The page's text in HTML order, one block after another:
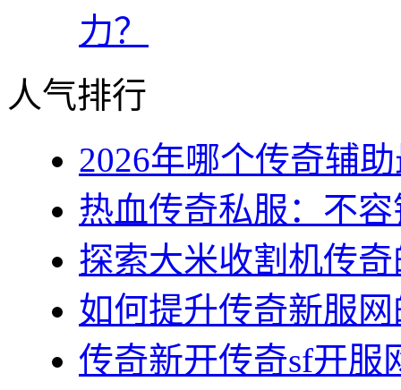
力？
人气排行
2026年哪个传奇辅
热血传奇私服：不
探索大米收割机传
如何提升传奇新服
传奇新开传奇sf开服